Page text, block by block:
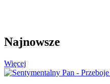
Najnowsze
Więcej